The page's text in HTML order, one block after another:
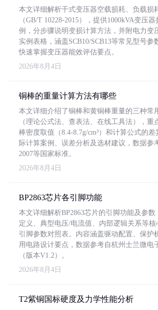
本文详细解析干式变压器空载损耗、负载损
（GB/T 10228-2015），提供1000kVA变压
例，分步骤说明变损计算方法，并附电力变
实例表格，涵盖SCB10/SCB13等常见型号参
快速掌握变压器能效评估要点。
2026年8月4日
铜棒的重量计算方法有哪些
本文详细介绍了铜棒和黄铜棒重量的三种常
（理论公式法、查表法、在线工具法），重
棒密度取值（8.4-8.7g/cm³）和计算公式的
际计算案例、误差分析及选材建议，数据参
2007等国家标准。
2026年8月4日
BP2863芯片各引脚功能
本文详细解析BP2863芯片的引脚功能及参数
定义、典型电压/电流值、内部逻辑关系等
引脚参数对照表。内容涵盖驱动配置、保护
用电路设计要点，数据参考自杭州士兰微电
（版本V1.2）。
2026年8月4日
T2紫铜国标硬度及力学性能分析